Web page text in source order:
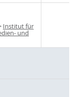
Institut für
und